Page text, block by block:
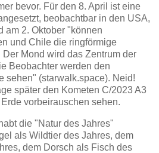
bevor. Für den 8. April ist eine
beobachtbar in den USA,
am 2. Oktober "können
und Chile die ringförmige
Mond wird das Zentrum der
Beobachter werden den
sehen" (starwalk.space). Neid!
später den Kometen C/2023 A3
vorbeirauschen sehen.
die "Natur des Jahres"
als Wildtier des Jahres, dem
dem Dorsch als Fisch des